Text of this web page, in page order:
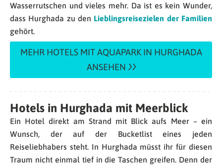
Wasserrutschen und vieles mehr. Da ist es kein Wunder,
dass Hurghada zu den Lieblingsreisezielen der Familien
gehört.
MEHR HOTELS MIT AQUAPARK IN HURGHADA
ANSEHEN
Hotels in Hurghada mit Meerblick
Ein Hotel direkt am Strand mit Blick aufs Meer – ein
Wunsch, der auf der Bucketlist eines jeden
Reiseliebhabers steht. In Hurghada müsst ihr für diesen
Traum nicht einmal tief in die Taschen greifen. Denn der